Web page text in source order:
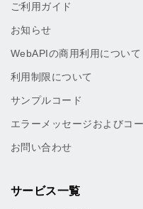
ご利用ガイド
お知らせ
WebAPIの商用利用について
利用制限について
サンプルコード
エラーメッセージおよびコ
お問い合わせ
サービス一覧